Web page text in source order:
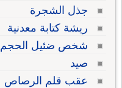
جذل الشجرة
ريشة كتابة معدنية
شخص ضئيل الحجم
صيد
عقب قلم الرصاص